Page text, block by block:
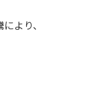
より、